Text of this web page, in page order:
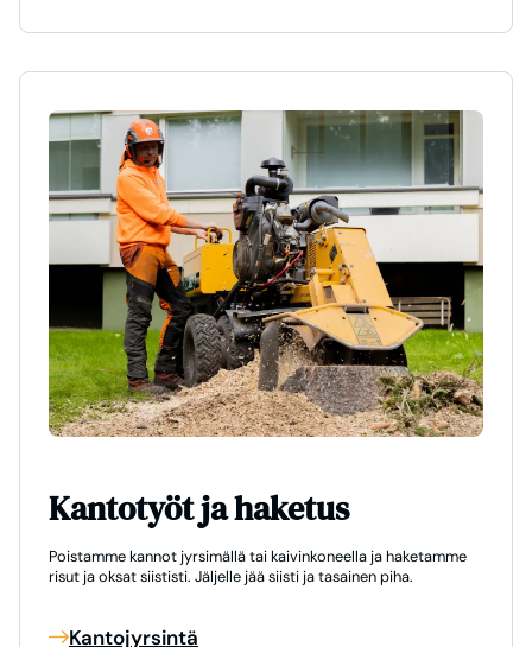
Kantotyöt ja haketus
Poistamme kannot jyrsimällä tai kaivinkoneella ja haketamme
risut ja oksat siististi. Jäljelle jää siisti ja tasainen piha.
Kantojyrsintä